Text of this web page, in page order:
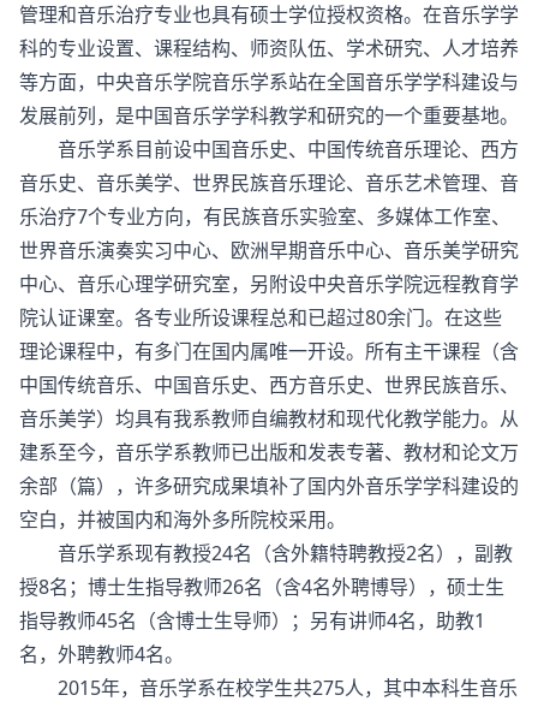
管理和音乐治疗专业也具有硕士学位授权资格。在音乐学学
科的专业设置、课程结构、师资队伍、学术研究、人才培养
等方面，中央音乐学院音乐学系站在全国音乐学学科建设与
发展前列，是中国音乐学学科教学和研究的一个重要基地。
音乐学系目前设中国音乐史、中国传统音乐理论、西方
音乐史、音乐美学、世界民族音乐理论、音乐艺术管理、音
乐治疗7个专业方向，有民族音乐实验室、多媒体工作室、
世界音乐演奏实习中心、欧洲早期音乐中心、音乐美学研究
中心、音乐心理学研究室，另附设中央音乐学院远程教育学
院认证课室。各专业所设课程总和已超过80余门。在这些
理论课程中，有多门在国内属唯一开设。所有主干课程（含
中国传统音乐、中国音乐史、西方音乐史、世界民族音乐、
音乐美学）均具有我系教师自编教材和现代化教学能力。从
建系至今，音乐学系教师已出版和发表专著、教材和论文万
余部（篇），许多研究成果填补了国内外音乐学学科建设的
空白，并被国内和海外多所院校采用。
音乐学系现有教授24名（含外籍特聘教授2名），副教
授8名；博士生指导教师26名（含4名外聘博导），硕士生
指导教师45名（含博士生导师）；另有讲师4名，助教1
名，外聘教师4名。
2015年，音乐学系在校学生共275人，其中本科生音乐